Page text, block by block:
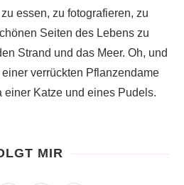
essen, zu fotografieren, zu
Seiten des Lebens zu
Strand und das Meer. Oh, und
verrückten Pflanzendame
einer Katze und eines Pudels.
MIR